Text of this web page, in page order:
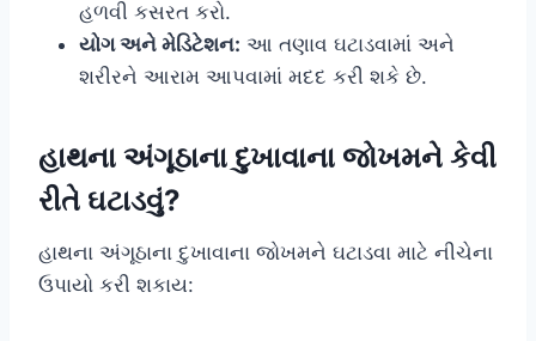
હળવી કસરત કરો.
યોગ અને મેડિટેશન: આ તણાવ ઘટાડવામાં અને
શરીરને આરામ આપવામાં મદદ કરી શકે છે.
હાથના અંગૂઠાના દુખાવાના જોખમને કેવી
રીતે ઘટાડવું?
હાથના અંગૂઠાના દુખાવાના જોખમને ઘટાડવા માટે નીચેના
ઉપાયો કરી શકાય: